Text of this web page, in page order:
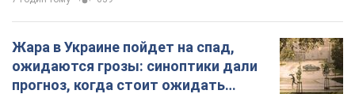
Жара в Украине пойдет на спад,
ожидаются грозы: синоптики дали
прогноз, когда стоит ожидать